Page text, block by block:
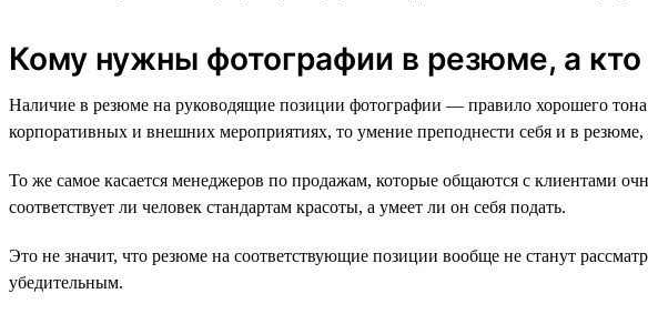
Кому нужны фотографии в резюме, а
Наличие в резюме на руководящие позиции фотографии — правило хорошего
корпоративных и внешних мероприятиях, то умение преподнести себя и в
То же самое касается менеджеров по продажам, которые общаются с клиентами
соответствует ли человек стандартам красоты, а умеет ли он себя подать.
Это не значит, что резюме на соответствующие позиции вообще не станут
убедительным.